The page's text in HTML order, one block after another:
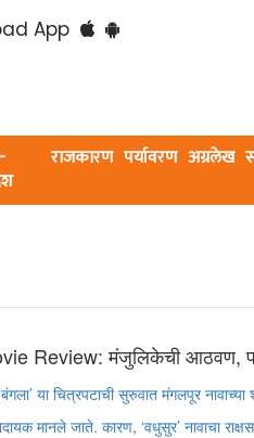
App
राजकारण पर्यावरण अग्रलेख
Review: मंजुलिकेची आठवण,
या चित्रपटाची सुरुवात मंगलपूर
मानले जाते. कारण, ‌‘वधुसुर‌’ नावाचा